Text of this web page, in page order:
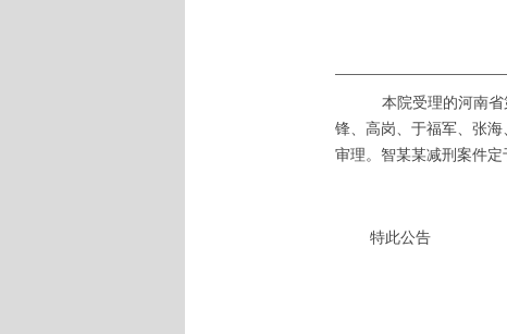
本院受理的河南
锋、高岗、于福军、张
审理。 智某某减刑案件定
特此公告